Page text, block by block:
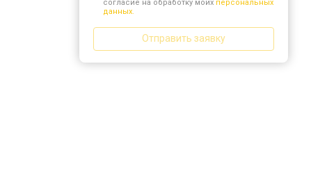
согласие на обработку моих персональных
данных.
Отправить заявку